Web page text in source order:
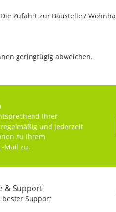
Zufahrt zur Baustelle /
geringfügig abweichen.
& Support
bester Support
Ihrer
regelmäßig und jederzeit
zu Ihrem
Mail zu.